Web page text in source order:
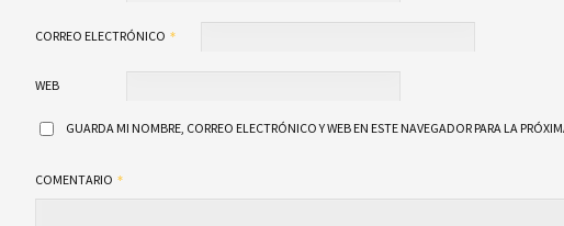
CORREO ELECTRÓNICO
WEB
GUARDA MI NOMBRE, CORREO ELECTRÓNICO Y WEB EN ESTE NAVEGADOR PARA LA
COMENTARIO